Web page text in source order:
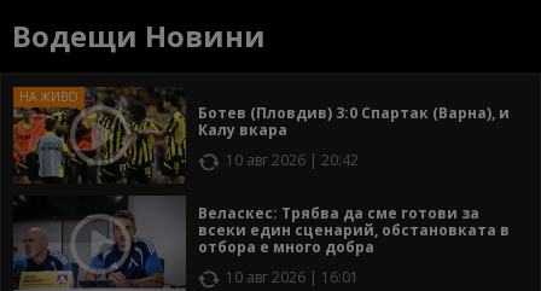
Водещи Новини
Ботев (Пловдив) 3:0 Спартак (Варна), и
Калу вкара
10 авг 2026 | 20:42
Веласкес: Трябва да сме готови за
всеки един сценарий, обстановката в
отбора е много добра
10 авг 2026 | 16:01